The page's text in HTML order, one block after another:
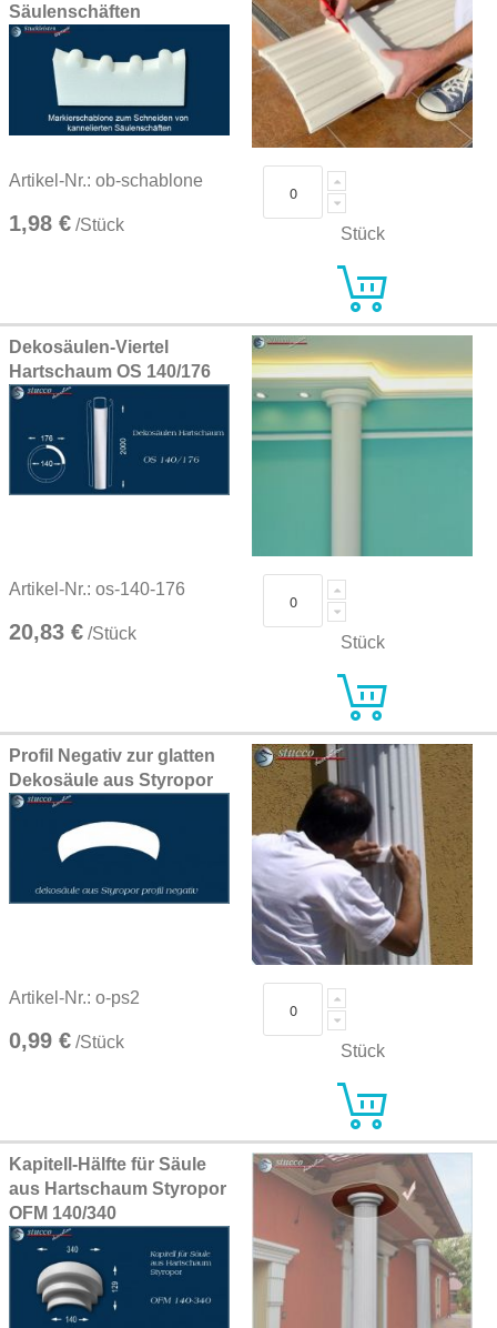
Säulenschäften
Artikel-Nr.: ob-schablone
1,98 € /Stück Stück
Dekosäulen-Viertel
Hartschaum OS 140/176
Artikel-Nr.: os-140-176
20,83 € /Stück Stück
Profil Negativ zur glatten
Dekosäule aus Styropor
Artikel-Nr.: o-ps2
0,99 € /Stück Stück
Kapitell-Hälfte für Säule
aus Hartschaum Styropor
OFM 140/340